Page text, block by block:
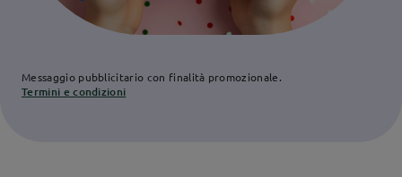
Messaggio pubblicitario con finalità promozionale.
Termini e condizioni